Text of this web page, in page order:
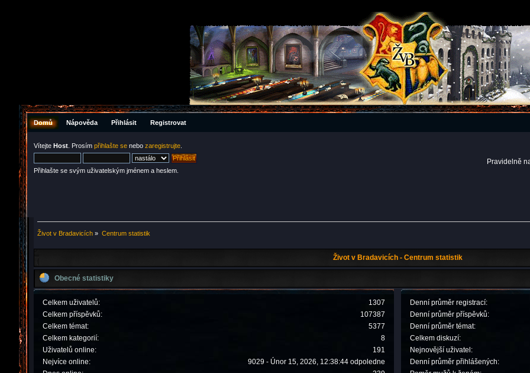
Domů Nápověda Přihlásit Registrovat
Vítejte Host . Prosím přihlašte se nebo zaregistrujte
Přihlašte se svým uživatelským jménem a heslem.
Pravidelně
Život v Bradavicích » Centrum statistik
Život v Bradavicích - Centrum statistik
Obecné statistiky
Celkem uživatelů:
1307
Celkem příspěvků:
107387
Celkem témat:
5377
Celkem kategorií:
8
Uživatelů online:
191
Nejvíce online:
9029 - Únor 15, 2026, 12:38:44 odpoledne
Denní průměr registrací:
Denní průměr příspěvků:
Denní průměr témat:
Celkem diskuzí:
Nejnovější uživatel:
Denní průměr přihlášených: